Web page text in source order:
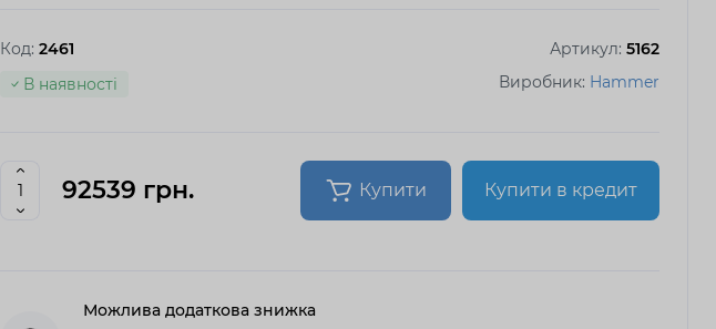
Код: 2461 Артикул: 5162
Виробник: Hammer
В наявності
92539 грн. Купити Купити в кредит
Можлива додаткова знижка